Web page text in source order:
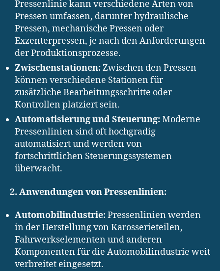
Pressenlinie kann verschiedene Arten von
Pressen umfassen, darunter hydraulische
Pressen, mechanische Pressen oder
Exzenterpressen, je nach den Anforderungen
der Produktionsprozesse.
Zwischenstationen:Zwischen den Pressen
können verschiedene Stationen für
zusätzliche Bearbeitungsschritte oder
Kontrollen platziert sein.
Automatisierung und Steuerung:Moderne
Pressenlinien sind oft hochgradig
automatisiert und werden von
fortschrittlichen Steuerungssystemen
überwacht.
2. Anwendungen von Pressenlinien:
Automobilindustrie:Pressenlinien werden
in der Herstellung von Karosserieteilen,
Fahrwerkselementen und anderen
Komponenten für die Automobilindustrie weit
verbreitet eingesetzt.